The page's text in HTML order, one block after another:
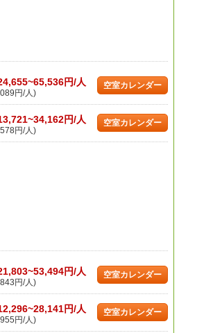
円/人
円/人)
空室カレンダー
円/人
円/人)
空室カレンダー
円/人
円/人)
空室カレンダー
円/人
円/人)
空室カレンダー